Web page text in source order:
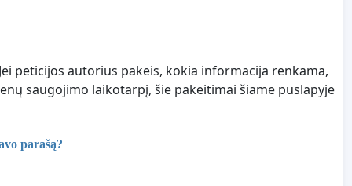
peticijos autorius pakeis, kokia informacija renkama,
saugojimo laikotarpį, šie pakeitimai šiame puslapyje
parašą?